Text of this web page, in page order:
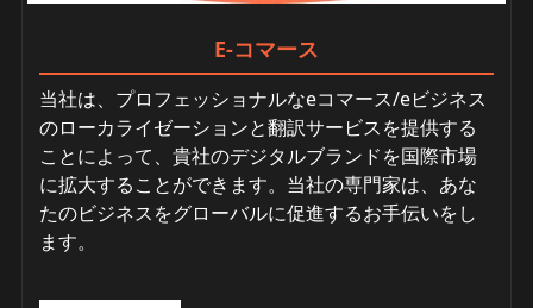
E-コマース
当社は、プロフェッショナルなeコマース/eビジネス
のローカライゼーションと翻訳サービスを提供する
ことによって、貴社のデジタルブランドを国際市場
に拡大することができます。当社の専門家は、あな
たのビジネスをグローバルに促進するお手伝いをし
ます。